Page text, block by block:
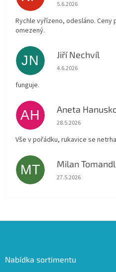
5.6.2026
Rychle vyřízeno, odesláno.
omezený.
JN Jiří Nechvíl
Hodnocení obchodu
4.6.2026
funguje.
AH Aneta
Hodnocení obchodu
28.5.2026
Vše v pořádku, rukavice se
MT Milan Tomandl
Hodnocení obchodu
27.5.2026
Nabídka sortimentu